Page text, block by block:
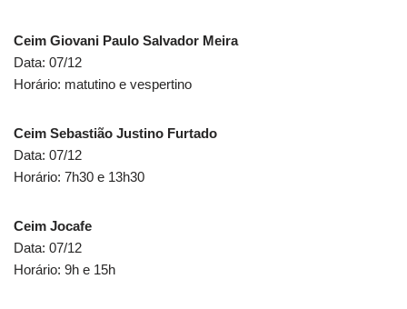
Ceim Giovani Paulo Salvador Meira
Data: 07/12
Horário: matutino e vespertino
Ceim Sebastião Justino Furtado
Data: 07/12
Horário: 7h30 e 13h30
Ceim Jocafe
Data: 07/12
Horário: 9h e 15h